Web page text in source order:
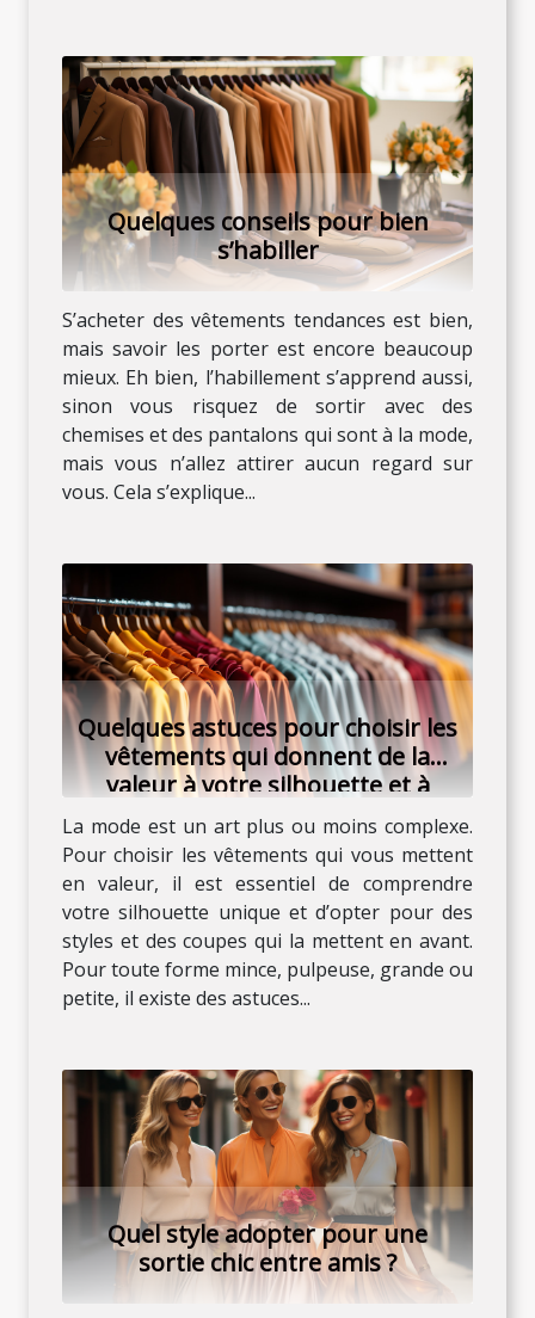
Quelques conseils pour bien
s’habiller
S’acheter des vêtements tendances est bien,
mais savoir les porter est encore beaucoup
mieux. Eh bien, l’habillement s’apprend aussi,
sinon vous risquez de sortir avec des
chemises et des pantalons qui sont à la mode,
mais vous n’allez attirer aucun regard sur
vous. Cela s’explique...
Quelques astuces pour choisir les
vêtements qui donnent de la
valeur à votre silhouette et à
votre personnalité
La mode est un art plus ou moins complexe.
Pour choisir les vêtements qui vous mettent
en valeur, il est essentiel de comprendre
votre silhouette unique et d’opter pour des
styles et des coupes qui la mettent en avant.
Pour toute forme mince, pulpeuse, grande ou
petite, il existe des astuces...
Quel style adopter pour une
sortie chic entre amis ?